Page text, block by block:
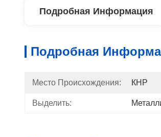
Подробная Информация
Подробная
Место Происхождения: КНР
Выделить: